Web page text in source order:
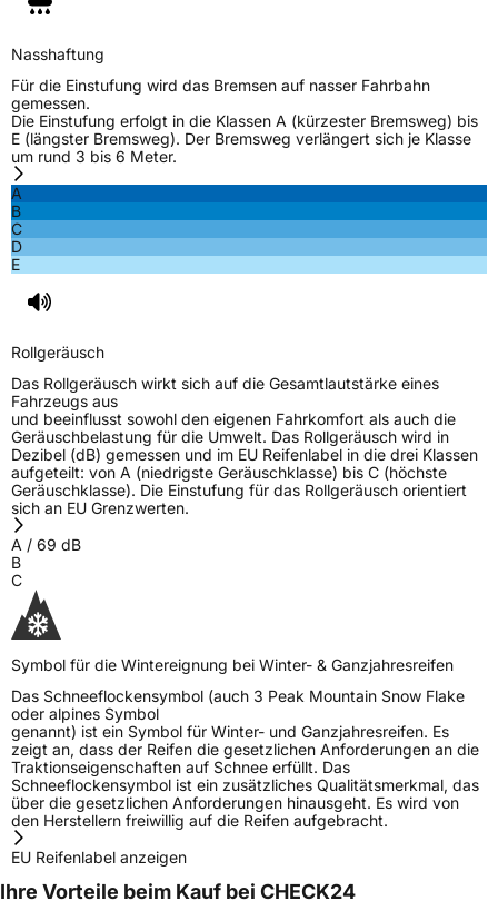
Nasshaftung
Für die Einstufung wird das Bremsen auf nasser Fahrbahn
gemessen.
Die Einstufung erfolgt in die Klassen A (kürzester Bremsweg) bis
E (längster Bremsweg). Der Bremsweg verlängert sich je Klasse
um rund 3 bis 6 Meter.
A
B
C
D
E
Rollgeräusch
Das Rollgeräusch wirkt sich auf die Gesamtlautstärke eines
Fahrzeugs aus
und beeinflusst sowohl den eigenen Fahrkomfort als auch die
Geräuschbelastung für die Umwelt. Das Rollgeräusch wird in
Dezibel (dB) gemessen und im EU Reifenlabel in die drei Klassen
aufgeteilt: von A (niedrigste Geräuschklasse) bis C (höchste
Geräuschklasse). Die Einstufung für das Rollgeräusch orientiert
sich an EU Grenzwerten.
A / 69 dB
B
C
Symbol für die Wintereignung bei Winter- & Ganzjahresreifen
Das Schneeflockensymbol (auch 3 Peak Mountain Snow Flake
oder alpines Symbol
genannt) ist ein Symbol für Winter- und Ganzjahresreifen. Es
zeigt an, dass der Reifen die gesetzlichen Anforderungen an die
Traktionseigenschaften auf Schnee erfüllt. Das
Schneeflockensymbol ist ein zusätzliches Qualitätsmerkmal, das
über die gesetzlichen Anforderungen hinausgeht. Es wird von
den Herstellern freiwillig auf die Reifen aufgebracht.
EU Reifenlabel anzeigen
Ihre Vorteile beim Kauf bei CHECK24